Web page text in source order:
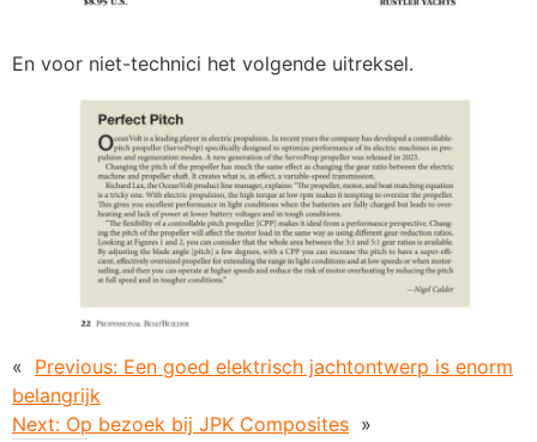
En voor niet-technici het volgende uitreksel.
« Previous: Een goed elektrisch jachtontwerp is enorm
belangrijk
Next: Op bezoek bij JPK Composites »